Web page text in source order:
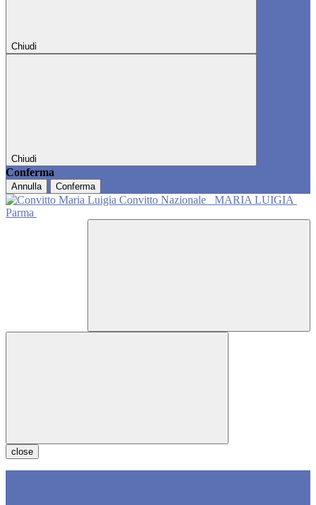
Chiudi
Chiudi
Conferma
Annulla Conferma
Convitto Nazionale
MARIA LUIGIA
Parma
close